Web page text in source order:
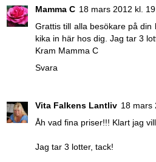
Mamma C 18 mars 2012 kl.
Grattis till alla besökare på
kika in här hos dig. Jag tar 3
Kram Mamma C
Svara
Vita Falkens Lantliv 18 mars
Åh vad fina priser!!! Klart jag
Jag tar 3 lotter, tack!